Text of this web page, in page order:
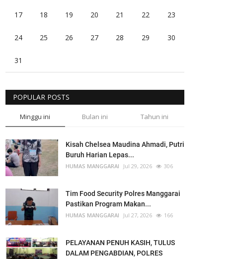
17 18 19 20 21 22 23
24 25 26 27 28 29 30
31
POPULAR POSTS
Minggu ini Bulan ini Tahun ini
Kisah Chelsea Maudina Ahmadi, Putri
Buruh Harian Lepas...
HUMAS MANGGARAI Jul 29, 2026 306
Tim Food Security Polres Manggarai
Pastikan Program Makan...
HUMAS MANGGARAI Jul 27, 2026 166
PELAYANAN PENUH KASIH, TULUS
DALAM PENGABDIAN, POLRES